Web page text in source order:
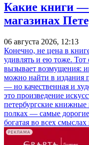
Какие книги —
магазинах
06 августа 2026, 12:13
Конечно, не цена в
удивлять и ею тоже. Тот
вызывает возмущения:
можно найти в издания
— но качественная и
это произведение
петербургские
полках — самые
богатая во всех смыслах
РЕКЛАМА